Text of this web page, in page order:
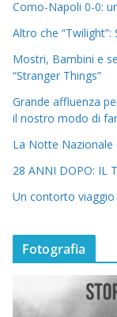
Como-Napoli 0-0:
Altro che
Mostri, Bambini e
“Stranger Things”
Grande affluenza
il nostro modo di
La Notte Nazionale
28 ANNI DOPO: IL
Un contorto
Fotografia